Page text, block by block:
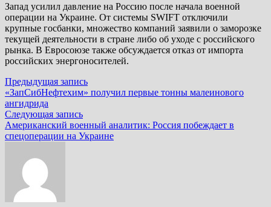
Запад усилил давление на Россию после начала военной
операции на Украине. От системы SWIFT отключили
крупные госбанки, множество компаний заявили о заморозке
текущей деятельности в стране либо об уходе с российского
рынка. В Евросоюзе также обсуждается отказ от импорта
российских энергоносителей.
Навигация
по
записям
Предыдущая записьПредыдущая
запись:
«ЗапСибНефтехим» получил первые тонны малеинового
ангидрида
Следующая записьСледующая
запись:
Американский военный аналитик: Россия побеждает в
спецоперации на Украине